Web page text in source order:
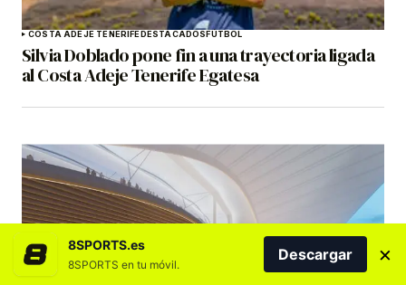
COSTA ADEJE TENERIFE DESTACADOS FÚTBOL
Silvia Doblado pone fin a una trayectoria ligada
al Costa Adeje Tenerife Egatesa
8SPORTS.es
8SPORTS en tu móvil.
Descargar ×